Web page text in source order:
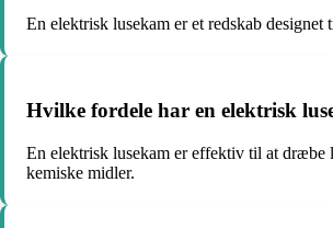
En elektrisk lusekam er et redskab
Hvilke fordele har en elektrisk
En elektrisk lusekam er effektiv til at dræbe
kemiske midler.